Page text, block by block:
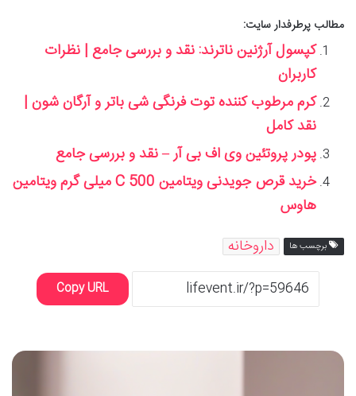
مطالب پرطرفدار سایت:
کپسول آرژنین ناترند: نقد و بررسی جامع | نظرات
کاربران
کرم مرطوب کننده توت فرنگی شی باتر و آرگان شون |
نقد کامل
پودر پروتئین وی اف بی آر – نقد و بررسی جامع
خرید قرص جویدنی ویتامین C 500 میلی گرم ویتامین
هاوس
برچسب ها داروخانه
Copy URL